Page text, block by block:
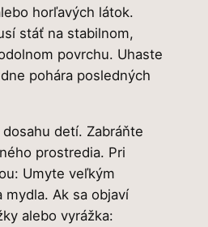
horľavých látok.
stáť na stabilnom,
povrchu. Uhaste
pohára posledných
detí. Zabráňte
prostredia. Pri
Umyte veľkým
Ak sa objaví
alebo vyrážka: